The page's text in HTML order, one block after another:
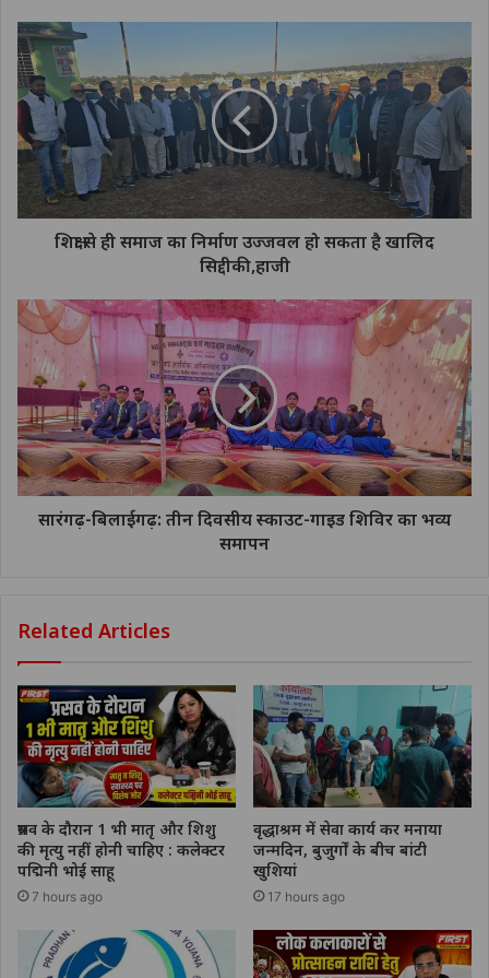
शिक्षा से ही समाज का निर्माण उज्जवल हो सकता है खालिद
सिद्दीकी,हाजी
सारंगढ़-बिलाईगढ़: तीन दिवसीय स्काउट-गाइड शिविर का भव्य
समापन
Related Articles
प्रसव के दौरान 1 भी मातृ और शिशु
की मृत्यु नहीं होनी चाहिए : कलेक्टर
पद्मिनी भोई साहू
7 hours ago
वृद्धाश्रम में सेवा कार्य कर मनाया
जन्मदिन, बुजुर्गों के बीच बांटी
खुशियां
17 hours ago